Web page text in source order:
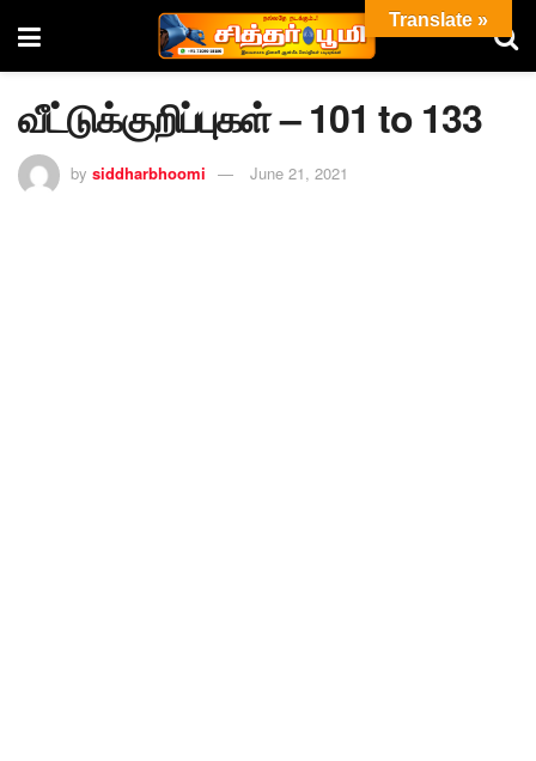
வீட்டுக்குறிப்புகள் – 101 to 133
by siddharbhoomi June 21, 2021
Translate »